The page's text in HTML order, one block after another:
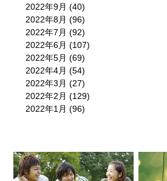
2022年9月 (40)
2022年8月 (96)
2022年7月 (92)
2022年6月 (107)
2022年5月 (69)
2022年4月 (54)
2022年3月 (27)
2022年2月 (129)
2022年1月 (96)